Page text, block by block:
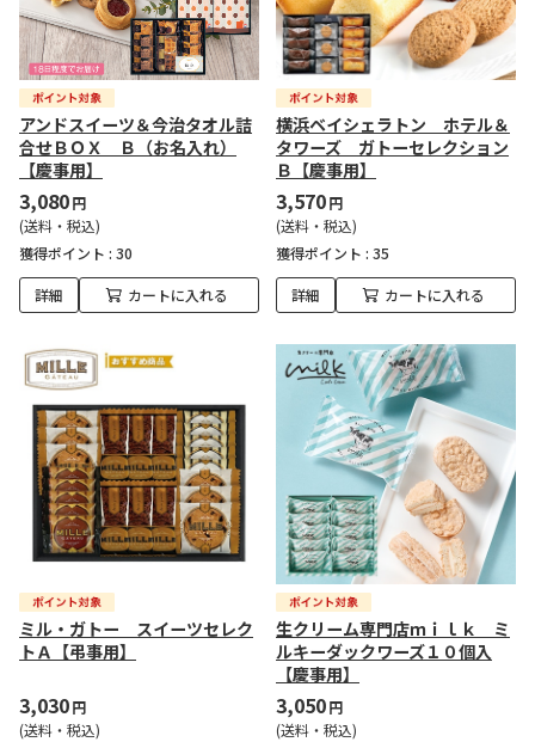
アンドスイーツ＆今治タオル詰
合せＢＯＸ Ｂ（お名入れ）
【慶事用】
3,080円
(送料・税込)
獲得ポイント : 30
詳細 カートに入れる
横浜ベイシェラトン ホテル＆
タワーズ ガトーセレクション
Ｂ【慶事用】
3,570円
(送料・税込)
獲得ポイント : 35
詳細 カートに入れる
ミル・ガトー スイーツセレク
トＡ【弔事用】
3,030円
(送料・税込)
生クリーム専門店ｍｉｌｋ ミ
ルキーダックワーズ１０個入
【慶事用】
3,050円
(送料・税込)